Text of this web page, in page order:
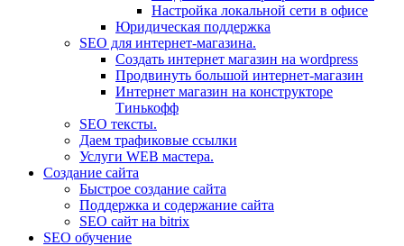
Настройка локальной сети в офисе
Юридическая поддержка
SEO для интернет-магазина.
Создать интернет магазин на wordpress
Продвинуть большой интернет-магазин
Интернет магазин на конструкторе
Тинькофф
SEO тексты.
Даем трафиковые ссылки
Услуги WEB мастера.
Создание сайта
Быстрое создание сайта
Поддержка и содержание сайта
SEO сайт на bitrix
SEO обучение